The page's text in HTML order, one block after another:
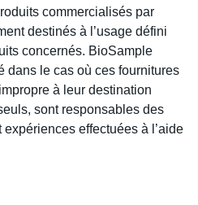
commercialisés par
destinés à l’usage défini
concernés. BioSample
dans le cas où ces fournitures
à leur destination
sont responsables des
effectuées à l’aide